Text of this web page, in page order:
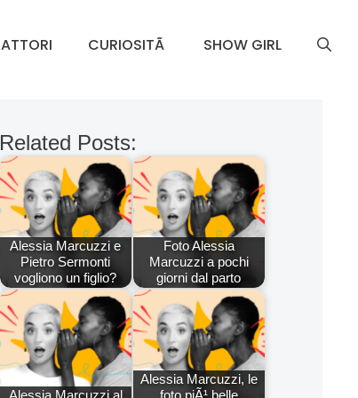
ATTORI CURIOSITÃ SHOW GIRL
Related Posts:
Alessia Marcuzzi e
Pietro Sermonti
vogliono un figlio?
Foto Alessia
Marcuzzi a pochi
giorni dal parto
Alessia Marcuzzi, le